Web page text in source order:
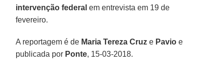
intervenção federal em entrevista em 19 de
fevereiro.
A reportagem é de Maria Tereza Cruze Pavio e
publicada por Ponte, 15-03-2018.